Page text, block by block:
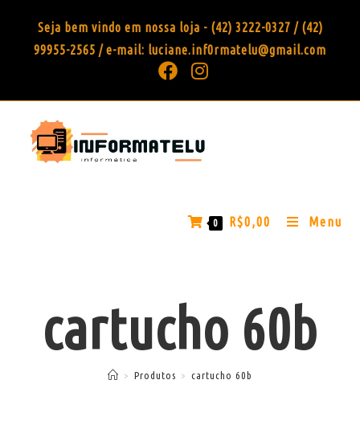
Seja bem vindo em nossa loja - (42) 3222-0327 / (42)
99955-2565 / e-mail: luciane.inf0rmatelu@gmail.com
0 R$0,00 Menu
cartucho 60b
> Produtos > cartucho 60b